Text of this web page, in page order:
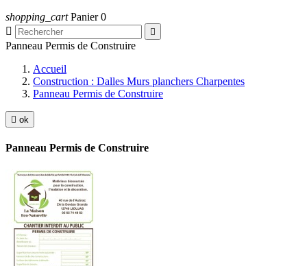
shopping_cart Panier 0


Panneau Permis de Construire
Accueil
Construction : Dalles Murs planchers Charpentes
Panneau Permis de Construire
 ok
Panneau Permis de Construire